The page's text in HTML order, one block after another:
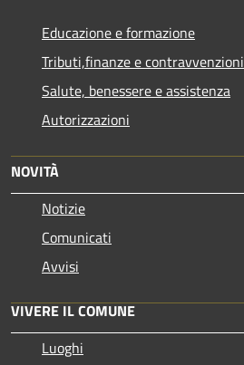
Educazione e formazione
Tributi,finanze e contravvenzioni
Salute, benessere e assistenza
Autorizzazioni
NOVITÀ
Notizie
Comunicati
Avvisi
VIVERE IL COMUNE
Luoghi